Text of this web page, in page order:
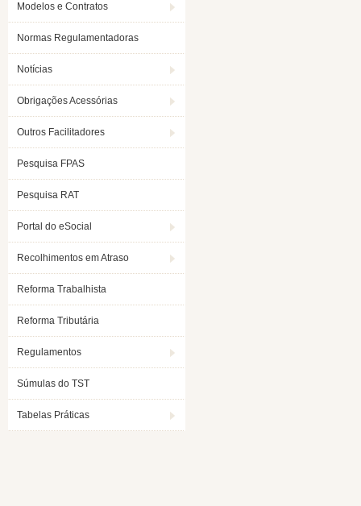
Modelos e Contratos
Normas Regulamentadoras
Notícias
Obrigações Acessórias
Outros Facilitadores
Pesquisa FPAS
Pesquisa RAT
Portal do eSocial
Recolhimentos em Atraso
Reforma Trabalhista
Reforma Tributária
Regulamentos
Súmulas do TST
Tabelas Práticas